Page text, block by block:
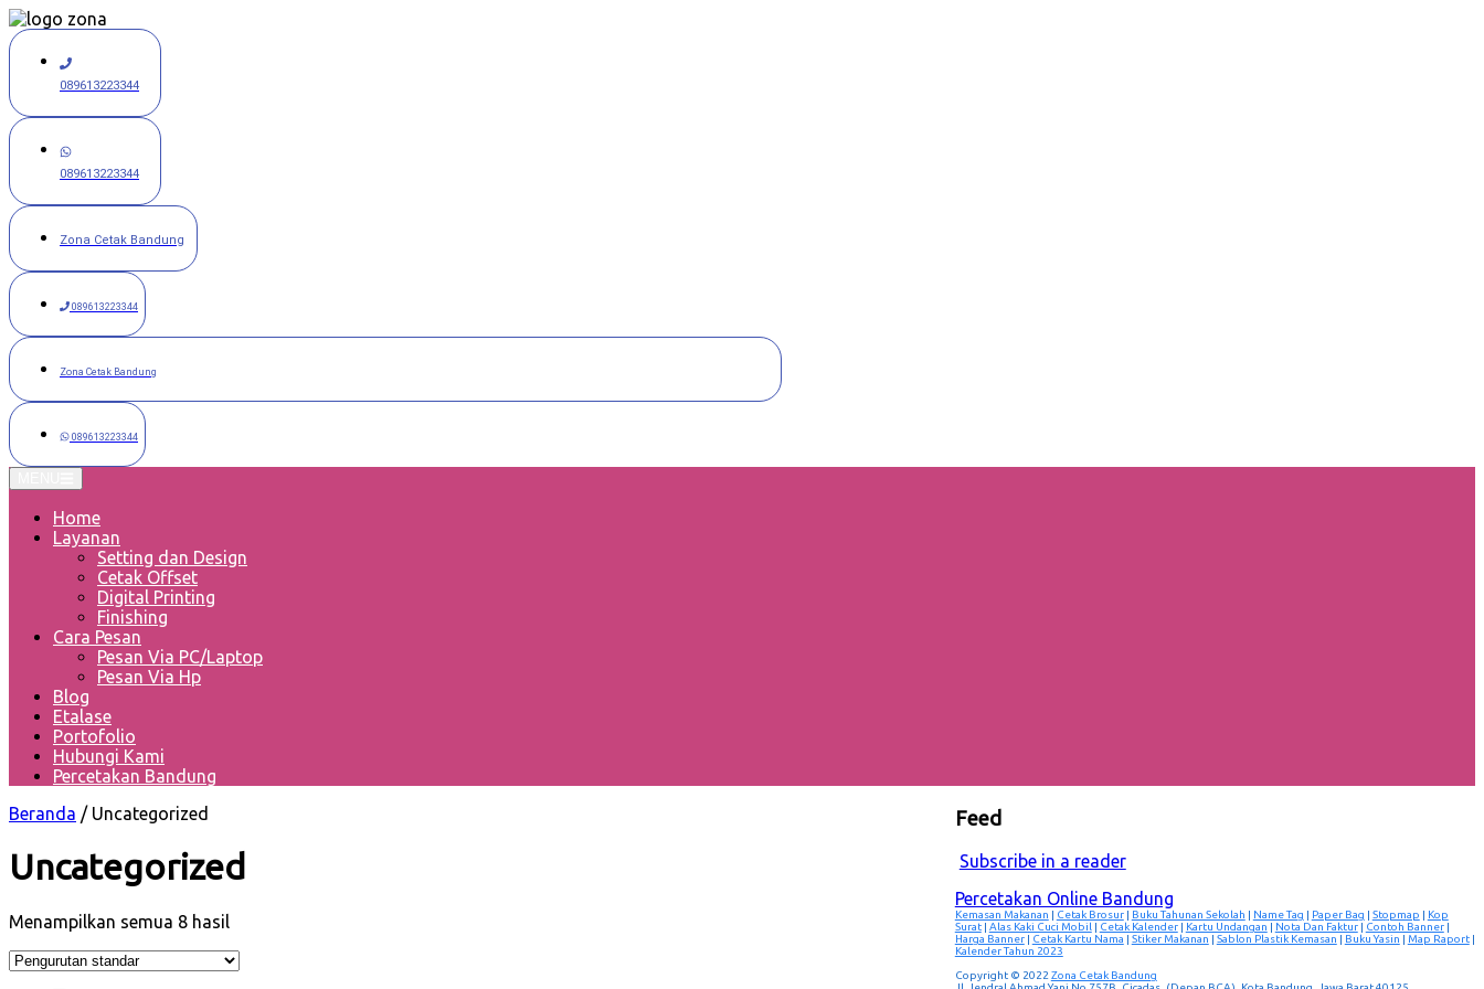
Langsung
ke
konten
089613223344
089613223344
Zona Cetak Bandung
089613223344
Zona Cetak Bandung
089613223344
Home
Layanan
Setting dan Design
Cetak Offset
Digital Printing
Finishing
Cara Pesan
Pesan Via PC/Laptop
Pesan Via Hp
Blog
Etalase
Portofolio
Hubungi Kami
Percetakan Bandung
Beranda / Uncategorized
Uncategorized
Menampilkan semua 8 hasil
Feed
Subscribe in a reader
Percetakan Online Bandung
Kemasan Makanan Cetak Brosur| Buku Tahunan Sekolah Name Tag Paper Bag Stopmap
Kop
Surat| Alas Kaki Cuci Mobil| Cetak Kalender| Kartu Undangan Nota Dan Faktur| Contoh Banner|
Harga Banner| Cetak Kartu Nama Stiker Makanan Sablon Plastik Kemasan Buku Yasin Map Raport|
Kalender Tahun 2023
Copyright © 2022Zona Cetak Bandung